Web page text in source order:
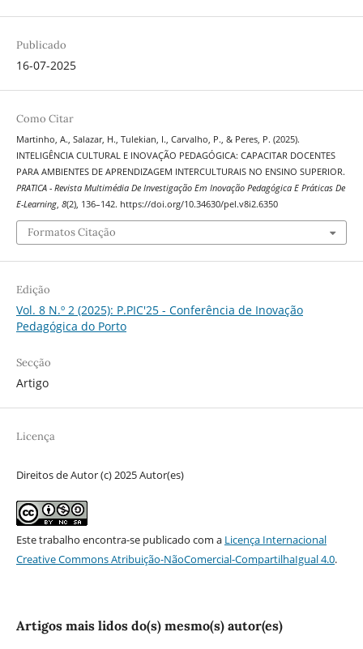
Publicado
16-07-2025
Como Citar
Martinho, A., Salazar, H., Tulekian, I., Carvalho, P., & Peres, P. (2025).
INTELIGÊNCIA CULTURAL E INOVAÇÃO PEDAGÓGICA: CAPACITAR DOCENTES
PARA AMBIENTES DE APRENDIZAGEM INTERCULTURAIS NO ENSINO SUPERIOR.
PRATICA - Revista Multimédia De Investigação Em Inovação Pedagógica E Práticas De
E-Learning, 8(2), 136–142. https://doi.org/10.34630/pel.v8i2.6350
Formatos Citação
Edição
Vol. 8 N.º 2 (2025): P.PIC'25 - Conferência de Inovação
Pedagógica do Porto
Secção
Artigo
Licença
Direitos de Autor (c) 2025 Autor(es)
Este trabalho encontra-se publicado com a Licença Internacional
Creative Commons Atribuição-NãoComercial-CompartilhaIgual 4.0.
Artigos mais lidos do(s) mesmo(s) autor(es)